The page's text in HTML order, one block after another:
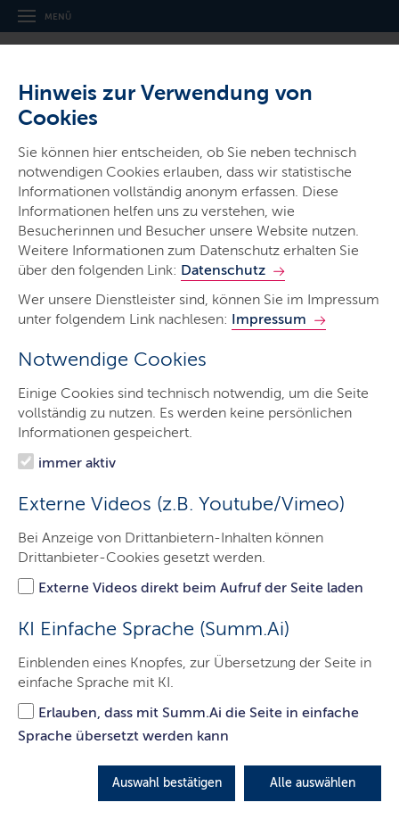
Hinweis zur Verwendung von
Cookies
Sie können hier entscheiden, ob Sie neben technisch
notwendigen Cookies erlauben, dass wir statistische
Informationen vollständig anonym erfassen. Diese
Informationen helfen uns zu verstehen, wie
Besucherinnen und Besucher unsere Website nutzen.
Weitere Informationen zum Datenschutz erhalten Sie
über den folgenden Link: Datenschutz
Wer unsere Dienstleister sind, können Sie im Impressum
unter folgendem Link nachlesen: Impressum
Notwendige Cookies
Einige Cookies sind technisch notwendig, um die Seite
vollständig zu nutzen. Es werden keine persönlichen
Informationen gespeichert.
immer aktiv
Externe Videos (z.B. Youtube/Vimeo)
Bei Anzeige von Drittanbietern-Inhalten können
Drittanbieter-Cookies gesetzt werden.
Externe Videos direkt beim Aufruf der Seite laden
KI Einfache Sprache (Summ.Ai)
Einblenden eines Knopfes, zur Übersetzung der Seite in
einfache Sprache mit KI.
Erlauben, dass mit Summ.Ai die Seite in einfache
Sprache übersetzt werden kann
Auswahl bestätigen Alle auswählen
MENÜ
Amtsgericht Niebüll
Gerichte & Justizbehörden
Start
Das Gericht
Aufgaben
Besucher & Service
Ausbildung & Beruf
Kontakt
Registersachen
Hier finden Sie die wichtigsten Informationen zu
Registersachen.
LETZTE AKTUALISIERUNG: 29.11.2021
Zuständigkeit auf einen Blick